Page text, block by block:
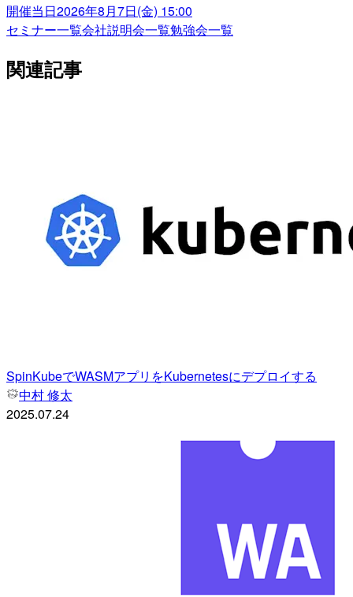
開催当日2026年8月7日(金) 15:00
セミナー一覧会社説明会一覧勉強会一覧
関連記事
SpinKubeでWASMアプリをKubernetesにデプロイする
中村 修太
2025.07.24